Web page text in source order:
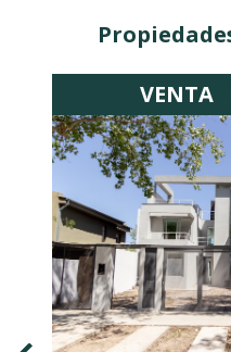
VENTA